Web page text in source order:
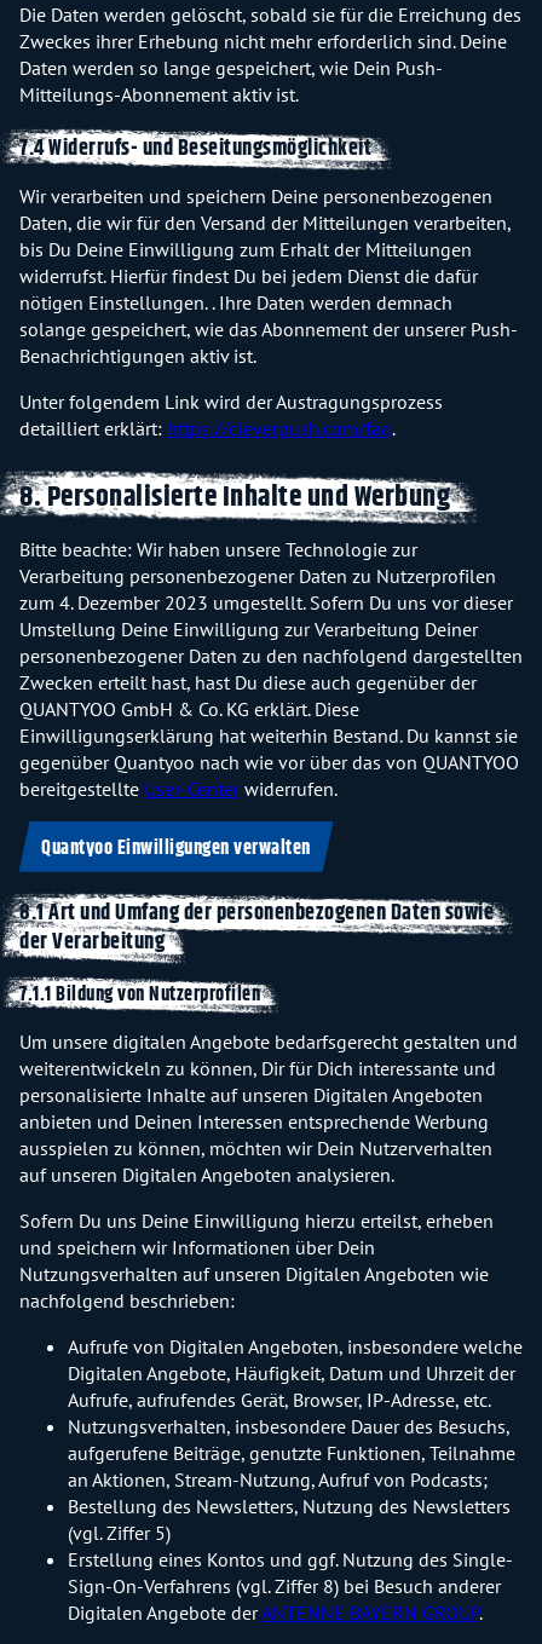
Die Daten werden gelöscht, sobald sie für die Erreichung des
Zweckes ihrer Erhebung nicht mehr erforderlich sind. Deine
Daten werden so lange gespeichert, wie Dein Push-
Mitteilungs-Abonnement aktiv ist.
7.4 Widerrufs- und Beseitungsmöglichkeit
Wir verarbeiten und speichern Deine personenbezogenen
Daten, die wir für den Versand der Mitteilungen verarbeiten,
bis Du Deine Einwilligung zum Erhalt der Mitteilungen
widerrufst. Hierfür findest Du bei jedem Dienst die dafür
nötigen Einstellungen. . Ihre Daten werden demnach
solange gespeichert, wie das Abonnement der unserer Push-
Benachrichtigungen aktiv ist.
Unter folgendem Link wird der Austragungsprozess
detailliert erklärt: https://cleverpush.com/faq.
8. Personalisierte Inhalte und Werbung
Bitte beachte: Wir haben unsere Technologie zur
Verarbeitung personenbezogener Daten zu Nutzerprofilen
zum 4. Dezember 2023 umgestellt. Sofern Du uns vor dieser
Umstellung Deine Einwilligung zur Verarbeitung Deiner
personenbezogener Daten zu den nachfolgend dargestellten
Zwecken erteilt hast, hast Du diese auch gegenüber der
QUANTYOO GmbH & Co. KG erklärt. Diese
Einwilligungserklärung hat weiterhin Bestand. Du kannst sie
gegenüber Quantyoo nach wie vor über das von QUANTYOO
bereitgestellte User-Centerwiderrufen.
Quantyoo Einwilligungen verwalten
8.1 Art und Umfang der personenbezogenen Daten sowie
der Verarbeitung
7.1.1 Bildung von Nutzerprofilen
Um unsere digitalen Angebote bedarfsgerecht gestalten und
weiterentwickeln zu können, Dir für Dich interessante und
personalisierte Inhalte auf unseren Digitalen Angeboten
anbieten und Deinen Interessen entsprechende Werbung
ausspielen zu können, möchten wir Dein Nutzerverhalten
auf unseren Digitalen Angeboten analysieren.
Sofern Du uns Deine Einwilligung hierzu erteilst, erheben
und speichern wir Informationen über Dein
Nutzungsverhalten auf unseren Digitalen Angeboten wie
nachfolgend beschrieben:
Aufrufe von Digitalen Angeboten, insbesondere welche
Digitalen Angebote, Häufigkeit, Datum und Uhrzeit der
Aufrufe, aufrufendes Gerät, Browser, IP-Adresse, etc.
Nutzungsverhalten, insbesondere Dauer des Besuchs,
aufgerufene Beiträge, genutzte Funktionen, Teilnahme
an Aktionen, Stream-Nutzung, Aufruf von Podcasts;
Bestellung des Newsletters, Nutzung des Newsletters
(vgl. Ziffer 5)
Erstellung eines Kontos und ggf. Nutzung des Single-
Sign-On-Verfahrens (vgl. Ziffer 8) bei Besuch anderer
Digitalen Angebote derANTENNE BAYERN GROUP.